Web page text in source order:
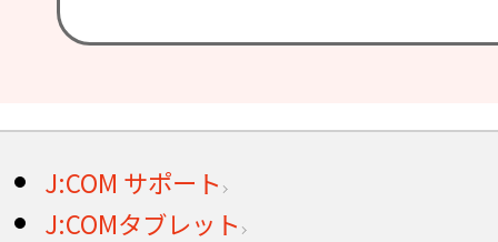
J:COM サポート
J:COMタブレット